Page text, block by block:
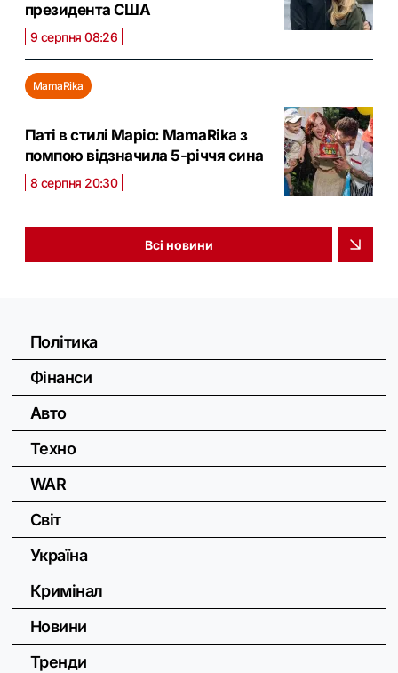
президента США
9 серпня 08:26
MamaRika
Паті в стилі Маріо: MamaRika з
помпою відзначила 5-річчя сина
8 серпня 20:30
Всі новини
Політика
Фінанси
Авто
Техно
WAR
Світ
Україна
Кримінал
Новини
Тренди